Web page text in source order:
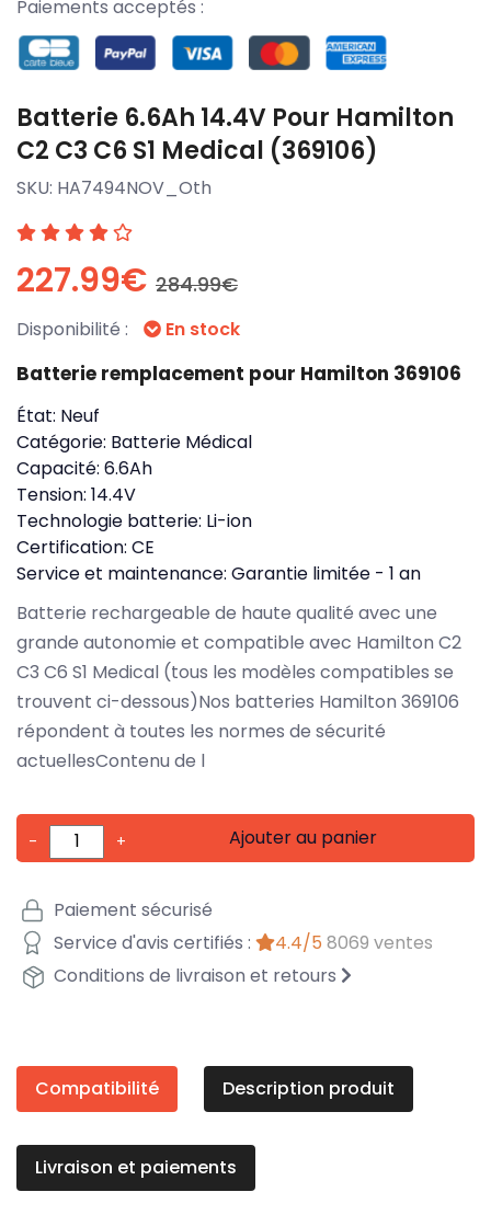
Paiements acceptés :
Batterie 6.6Ah 14.4V Pour Hamilton
C2 C3 C6 S1 Medical (369106)
SKU: HA7494NOV_Oth
227.99€ 284.99€
Disponibilité : En stock
Batterie remplacement pour Hamilton 369106
État: Neuf
Catégorie: Batterie Médical
Capacité: 6.6Ah
Tension: 14.4V
Technologie batterie: Li-ion
Certification: CE
Service et maintenance: Garantie limitée - 1 an
Batterie rechargeable de haute qualité avec une
grande autonomie et compatible avec Hamilton C2
C3 C6 S1 Medical (tous les modèles compatibles se
trouvent ci-dessous)Nos batteries Hamilton 369106
répondent à toutes les normes de sécurité
actuellesContenu de l
- + Ajouter au panier
Paiement sécurisé
Service d'avis certifiés :
4.4/5 8069 ventes
Conditions de livraison et retours
Compatibilité Description produit
Livraison et paiements